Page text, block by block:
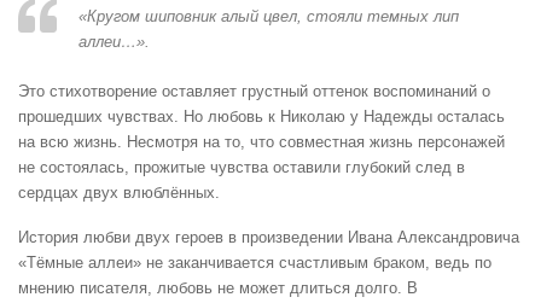
«Кругом шиповник алый цвел, стояли темных лип
аллеи…».
Это стихотворение оставляет грустный оттенок воспоминаний о
прошедших чувствах. Но любовь к Николаю у Надежды осталась
на всю жизнь. Несмотря на то, что совместная жизнь персонажей
не состоялась, прожитые чувства оставили глубокий след в
сердцах двух влюблённых.
История любви двух героев в произведении Ивана Александровича
«Тёмные аллеи» не заканчивается счастливым браком, ведь по
мнению писателя, любовь не может длиться долго. В